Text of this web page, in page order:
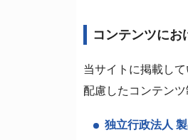
コンテンツにお
当サイトに掲載し
配慮したコンテンツ
独立行政法人